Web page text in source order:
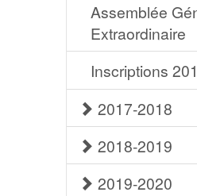
Assemblée
Extraordinaire
Inscriptions
2017-2018
2018-2019
2019-2020